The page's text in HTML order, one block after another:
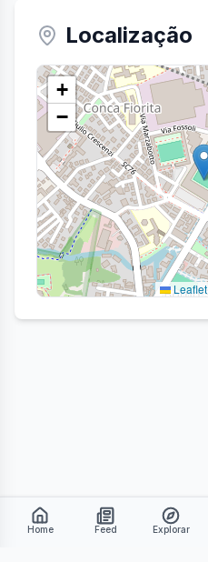
Localização
+
−
Leaflet
Home Feed Explorar